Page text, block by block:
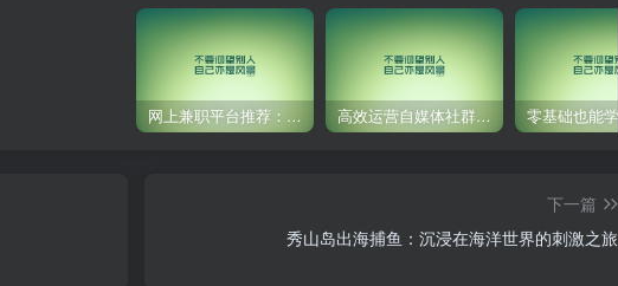
网上兼职平台推荐：国外网赚任务！ 高效运营自媒体社群，让内容更有价值！
下一篇
秀山岛出海捕鱼：沉浸在海洋世界的刺激之旅